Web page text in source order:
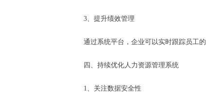
3、提升绩效管理
通过系统平台，企业可以实时跟踪员工
四、持续优化人力资源管理系统
1、关注数据安全性